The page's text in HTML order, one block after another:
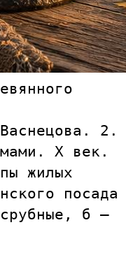
2.
X век.
жилых
посада
б –